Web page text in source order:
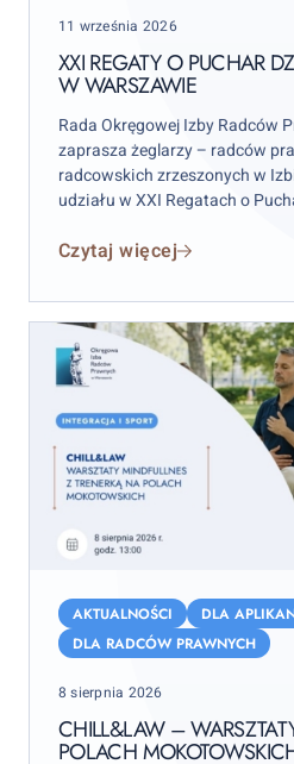
Dziekana
Rady
OIRP
Warszawie
Posted
11 września 2026
XXI REGATY O PUCHAR
W WARSZAWIE
Rada Okręgowej Izby Radców
zaprasza żeglarzy – radców
radcowskich zrzeszonych w
udziału w XXI Regatach o
września 2026 r.
Czytaj więcej
warsztaty
Polach
Mokotowskich
AKTUALNOŚCI
DLA
DLA RADCÓW PRAWNYCH
Posted
8 sierpnia 2026
CHILL&LAW –
POLACH